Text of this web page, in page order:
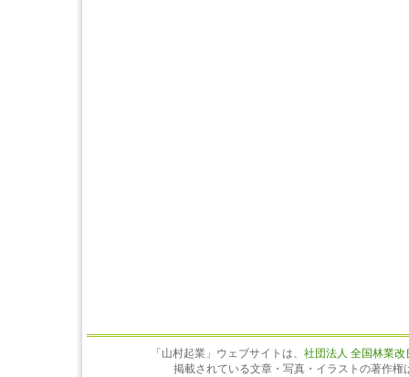
「山村起業」ウェブサイトは、 社団法人 全国林業
掲載されている文章・写真・イラストの著作